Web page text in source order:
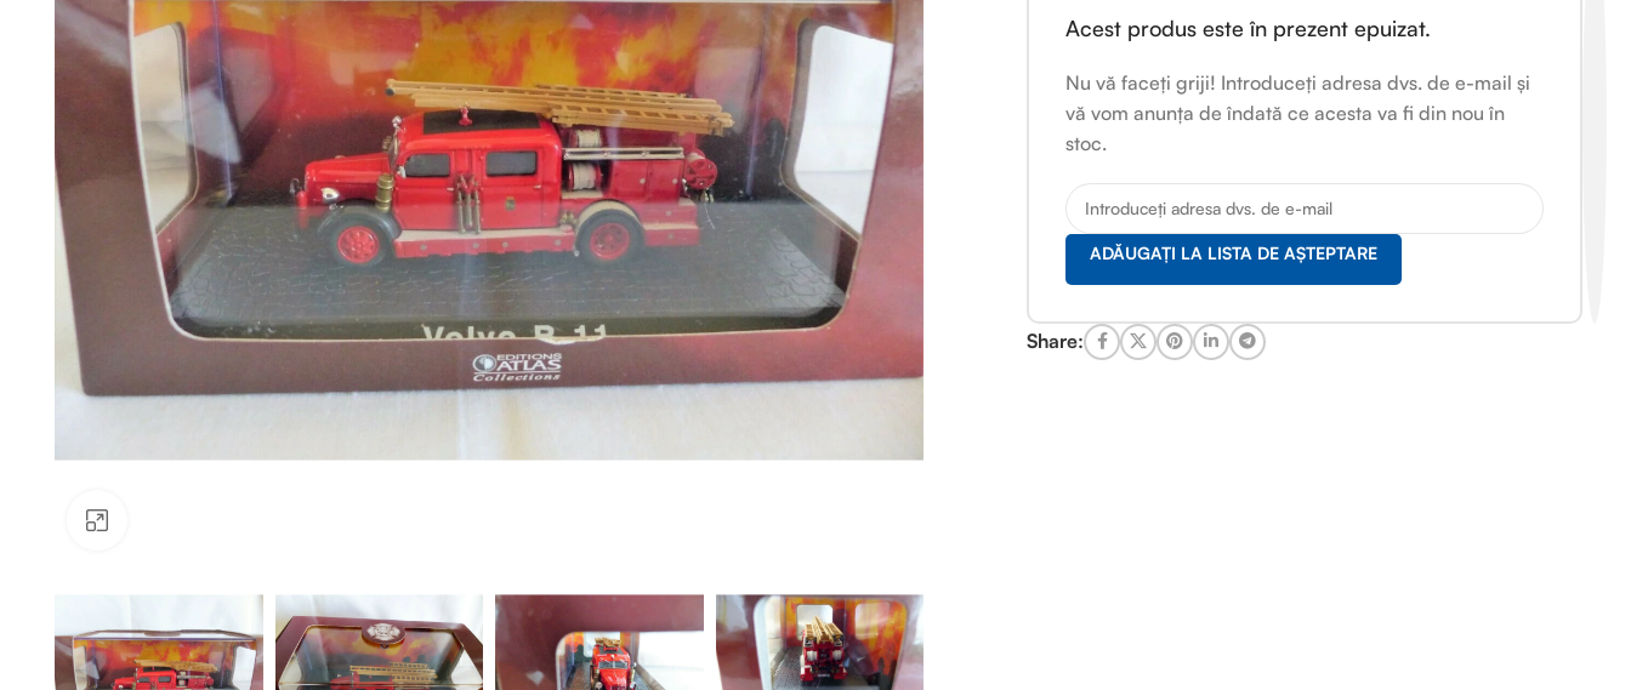
Acest produs este în prezent epuizat.
Nu vă faceți griji! Introduceți adresa dvs. de e-mail și
vă vom anunța de îndată ce acesta va fi din nou în
stoc.
ADĂUGAȚI LA LISTA DE AȘTEPTARE
Share: